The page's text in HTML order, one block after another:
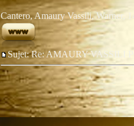
Cantero, Amaury Vassili, Warner,
Sujet: Re: AMAURY VASSILI